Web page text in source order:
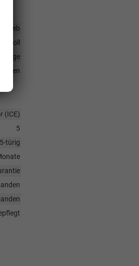
16 Zoll
(ICE)
5
5-türig